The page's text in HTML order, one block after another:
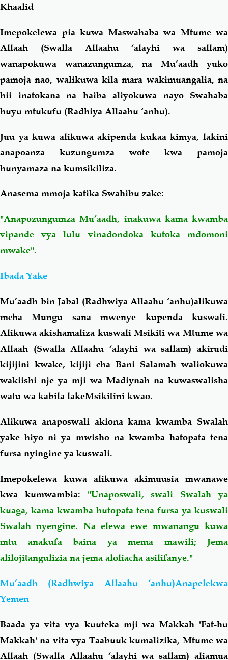
Khaalid
Imepokelewa pia kuwa Maswahaba wa Mtume wa
Allaah (Swalla Allaahu ‘alayhi wa sallam)
wanapokuwa wanazungumza, na Mu’aadh yuko
pamoja nao, walikuwa kila mara wakimuangalia, na
hii inatokana na haiba aliyokuwa nayo Swahaba
huyu mtukufu (Radhiya Allaahu ‘anhu).
Juu ya kuwa alikuwa akipenda kukaa kimya, lakini
anapoanza kuzungumza wote kwa pamoja
hunyamaza na kumsikiliza.
Anasema mmoja katika Swahibu zake:
"Anapozungumza Mu’aadh, inakuwa kama kwamba
vipande vya lulu vinadondoka kutoka mdomoni
mwake".
Ibada Yake
Mu’aadh bin Jabal (Radhwiya Allaahu ‘anhu)alikuwa
mcha Mungu sana mwenye kupenda kuswali.
Alikuwa akishamaliza kuswali Msikiti wa Mtume wa
Allaah (Swalla Allaahu ‘alayhi wa sallam) akirudi
kijijini kwake, kijiji cha Bani Salamah waliokuwa
wakiishi nje ya mji wa Madiynah na kuwaswalisha
watu wa kabila lakeMsikitini kwao.
Alikuwa anaposwali akiona kama kwamba Swalah
yake hiyo ni ya mwisho na kwamba hatopata tena
fursa nyingine ya kuswali.
Imepokelewa kuwa alikuwa akimuusia mwanawe
kwa kumwambia: "Unaposwali, swali Swalah ya
kuaga, kama kwamba hutopata tena fursa ya kuswali
Swalah nyengine. Na elewa ewe mwanangu kuwa
mtu anakufa baina ya mema mawili; Jema
alilojitangulizia na jema aloliacha asilifanye."
Mu’aadh (Radhwiya Allaahu ‘anhu)Anapelekwa
Yemen
Baada ya vita vya kuuteka mji wa Makkah 'Fat-hu
Makkah' na vita vya Taabuuk kumalizika, Mtume wa
Allaah (Swalla Allaahu ‘alayhi wa sallam) aliamua